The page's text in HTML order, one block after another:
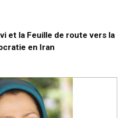
et la Feuille de route vers la
en Iran